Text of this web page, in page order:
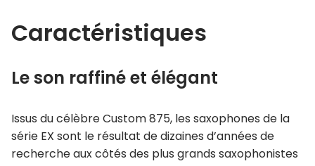
Caractéristiques
Le son raffiné et élégant
Issus du célèbre Custom 875, les saxophones de la
série EX sont le résultat de dizaines d’années de
recherche aux côtés des plus grands saxophonistes